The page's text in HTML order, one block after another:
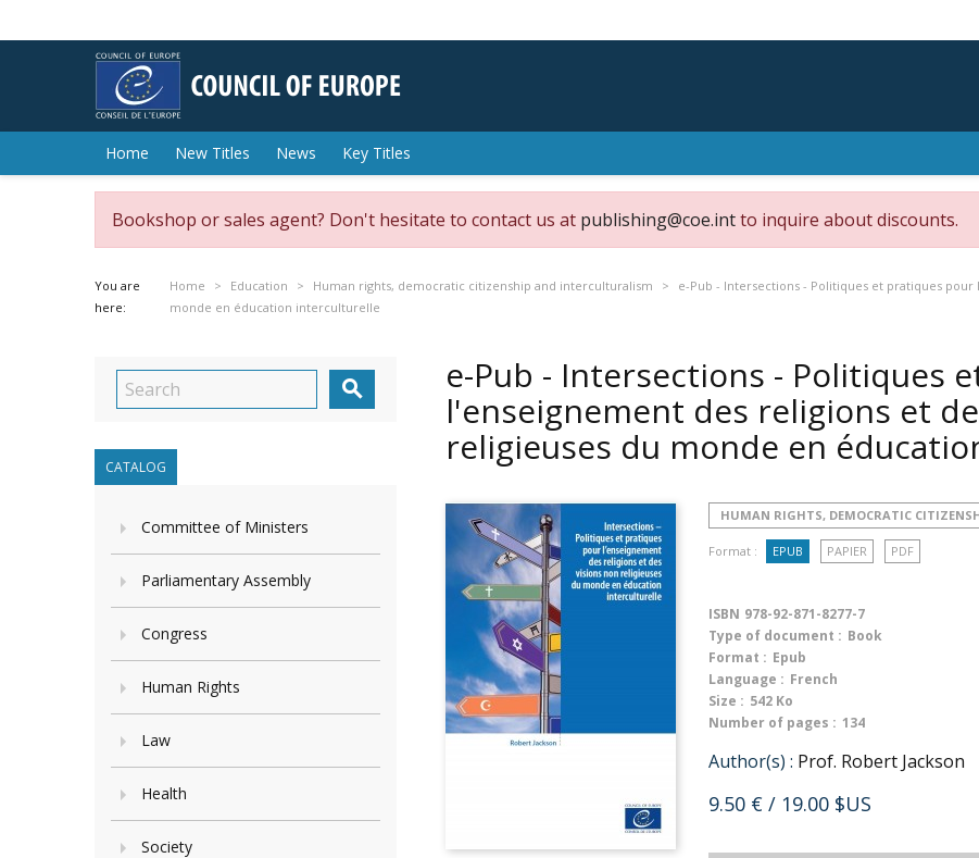
Home New Titles News Key Titles
Bookshop or sales agent? Don't hesitate to contact us at publishing@coe.intto inquire about discounts.
You are
here:
Home Education Human rights, democratic citizenship and interculturalism
e-Pub - Intersections - Politiques et pratiques
monde en éducation interculturelle

CATALOG
Committee of Ministers
Parliamentary Assembly
Congress
Human Rights
Law
Health
Society
e-Pub - Intersections - Politiques
l'enseignement des religions et
religieuses du monde en
HUMAN RIGHTS, DEMOCRATIC
Format : EPUB PAPIER PDF
ISBN 978-92-871-8277-7
Type of document : Book
Format : Epub
Language : French
Size : 542 Ko
Number of pages : 134
Author(s) : Prof. Robert Jackson
9.50 € / 19.00 $US